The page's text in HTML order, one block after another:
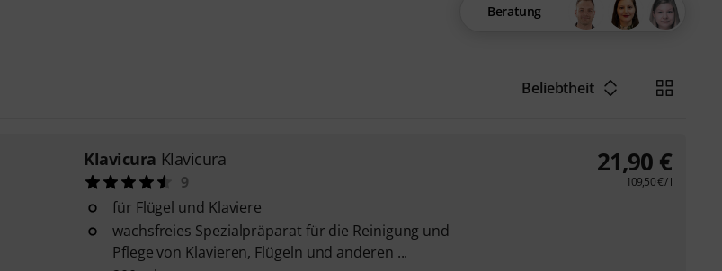
Beratung
Beliebtheit
Klavicura Klavicura
9
für Flügel und Klaviere
wachsfreies Spezialpräparat für die Reinigung und
Pflege von Klavieren, Flügeln und anderen ...
21,90 €
109,50€/ l